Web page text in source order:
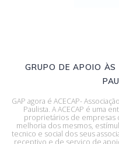
GRUPO DE APOIO
GAP agora é ACECAP-
Paulista. A ACECAP é uma
proprietários de empresas
melhoria dos mesmos,
tecnico e social dos seus
receptivo e de serviço de